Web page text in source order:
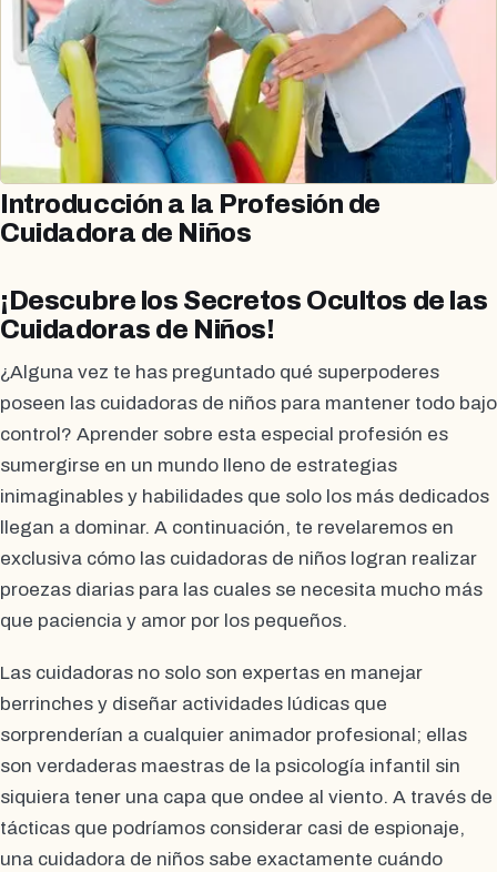
Introducción a la Profesión de
Cuidadora de Niños
¡Descubre los Secretos Ocultos de las
Cuidadoras de Niños!
¿Alguna vez te has preguntado qué superpoderes
poseen las cuidadoras de niños para mantener todo bajo
control? Aprender sobre esta especial profesión es
sumergirse en un mundo lleno de estrategias
inimaginables y habilidades que solo los más dedicados
llegan a dominar. A continuación, te revelaremos en
exclusiva cómo las cuidadoras de niños logran realizar
proezas diarias para las cuales se necesita mucho más
que paciencia y amor por los pequeños.
Las cuidadoras no solo son expertas en manejar
berrinches y diseñar actividades lúdicas que
sorprenderían a cualquier animador profesional; ellas
son verdaderas maestras de la psicología infantil sin
siquiera tener una capa que ondee al viento. A través de
tácticas que podríamos considerar casi de espionaje,
una cuidadora de niños sabe exactamente cuándo